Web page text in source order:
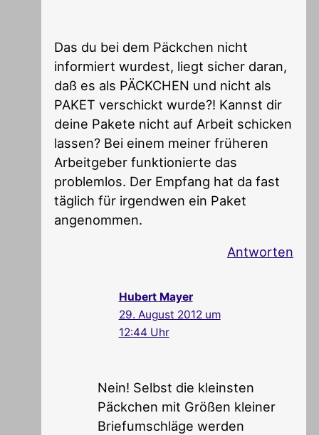
Das du bei dem Päckchen nicht
informiert wurdest, liegt sicher daran,
daß es als PÄCKCHEN und nicht als
PAKET verschickt wurde?! Kannst dir
deine Pakete nicht auf Arbeit schicken
lassen? Bei einem meiner früheren
Arbeitgeber funktionierte das
problemlos. Der Empfang hat da fast
täglich für irgendwen ein Paket
angenommen.
Antworten
Hubert Mayer
29. August 2012 um
12:44 Uhr
Nein! Selbst die kleinsten
Päckchen mit Größen kleiner
Briefumschläge werden